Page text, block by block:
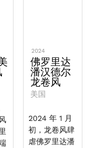
2024
佛罗里达
潘汉德尔
龙卷风
美国
2024 年 1 月
初，龙卷风肆
虐佛罗里达潘